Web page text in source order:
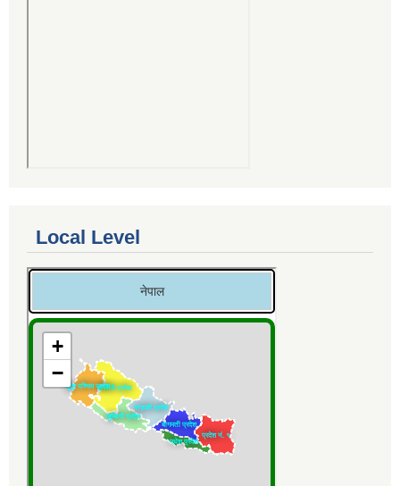
Local Level